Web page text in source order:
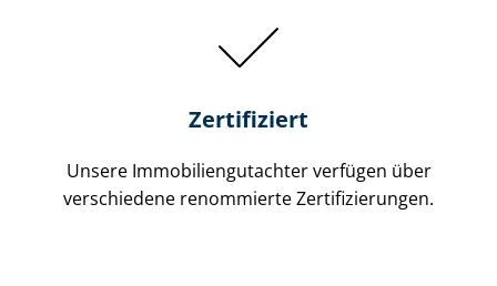
Zertifiziert
Unsere Immobilien­gutachter verfügen über
verschiedene renommierte Zer­ti­fi­zie­run­gen.